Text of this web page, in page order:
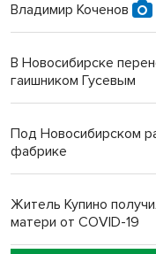
Владимир Коченов
В Новосибирске
гаишником Гусевым
Под Новосибирском
фабрике
Житель Купино
матери от COVID-19